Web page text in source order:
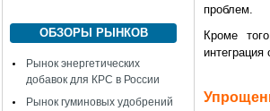
ОБЗОРЫ РЫНКОВ
Рынок энергетических
добавок для КРС в России
Рынок гуминовых удобрений
проблем.
Кроме
интеграция